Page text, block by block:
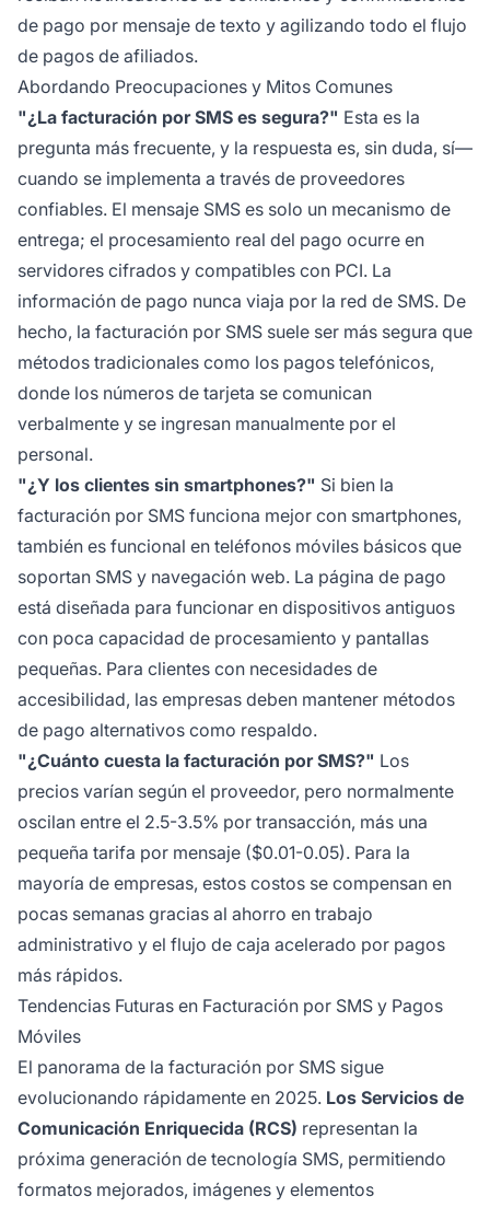
de pago por mensaje de texto y agilizando todo el flujo
de pagos de afiliados.
Abordando Preocupaciones y Mitos Comunes
"¿La facturación por SMS es segura?" Esta es la
pregunta más frecuente, y la respuesta es, sin duda, sí—
cuando se implementa a través de proveedores
confiables. El mensaje SMS es solo un mecanismo de
entrega; el procesamiento real del pago ocurre en
servidores cifrados y compatibles con PCI. La
información de pago nunca viaja por la red de SMS. De
hecho, la facturación por SMS suele ser más segura que
métodos tradicionales como los pagos telefónicos,
donde los números de tarjeta se comunican
verbalmente y se ingresan manualmente por el
personal.
"¿Y los clientes sin smartphones?" Si bien la
facturación por SMS funciona mejor con smartphones,
también es funcional en teléfonos móviles básicos que
soportan SMS y navegación web. La página de pago
está diseñada para funcionar en dispositivos antiguos
con poca capacidad de procesamiento y pantallas
pequeñas. Para clientes con necesidades de
accesibilidad, las empresas deben mantener métodos
de pago alternativos como respaldo.
"¿Cuánto cuesta la facturación por SMS?" Los
precios varían según el proveedor, pero normalmente
oscilan entre el 2.5-3.5% por transacción, más una
pequeña tarifa por mensaje ($0.01-0.05). Para la
mayoría de empresas, estos costos se compensan en
pocas semanas gracias al ahorro en trabajo
administrativo y el flujo de caja acelerado por pagos
más rápidos.
Tendencias Futuras en Facturación por SMS y Pagos
Móviles
El panorama de la facturación por SMS sigue
evolucionando rápidamente en 2025. Los Servicios de
Comunicación Enriquecida (RCS) representan la
próxima generación de tecnología SMS, permitiendo
formatos mejorados, imágenes y elementos